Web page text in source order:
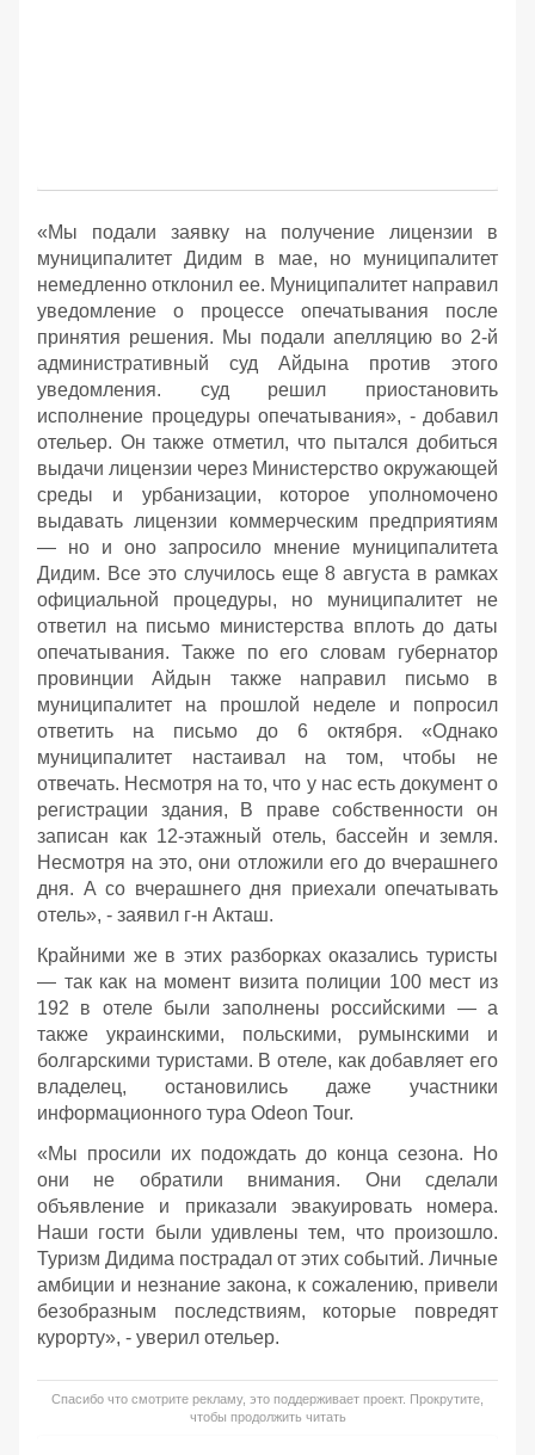
«Мы подали заявку на получение лицензии в
муниципалитет Дидим в мае, но муниципалитет
немедленно отклонил ее. Муниципалитет направил
уведомление о процессе опечатывания после
принятия решения. Мы подали апелляцию во 2-й
административный суд Айдына против этого
уведомления. суд решил приостановить
исполнение процедуры опечатывания», - добавил
отельер. Он также отметил, что пытался добиться
выдачи лицензии через Министерство окружающей
среды и урбанизации, которое уполномочено
выдавать лицензии коммерческим предприятиям
— но и оно запросило мнение муниципалитета
Дидим. Все это случилось еще 8 августа в рамках
официальной процедуры, но муниципалитет не
ответил на письмо министерства вплоть до даты
опечатывания. Также по его словам губернатор
провинции Айдын также направил письмо в
муниципалитет на прошлой неделе и попросил
ответить на письмо до 6 октября. «Однако
муниципалитет настаивал на том, чтобы не
отвечать. Несмотря на то, что у нас есть документ о
регистрации здания, В праве собственности он
записан как 12-этажный отель, бассейн и земля.
Несмотря на это, они отложили его до вчерашнего
дня. А со вчерашнего дня приехали опечатывать
отель», - заявил г-н Акташ.
Крайними же в этих разборках оказались туристы
— так как на момент визита полиции 100 мест из
192 в отеле были заполнены российскими — а
также украинскими, польскими, румынскими и
болгарскими туристами. В отеле, как добавляет его
владелец, остановились даже участники
информационного тура Odeon Tour.
«Мы просили их подождать до конца сезона. Но
они не обратили внимания. Они сделали
объявление и приказали эвакуировать номера.
Наши гости были удивлены тем, что произошло.
Туризм Дидима пострадал от этих событий. Личные
амбиции и незнание закона, к сожалению, привели
безобразным последствиям, которые повредят
курорту», - уверил отельер.
Спасибо что смотрите рекламу, это поддерживает проект. Прокрутите,
чтобы продолжить читать